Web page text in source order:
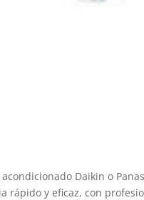
Daikin o
rápido y eficaz, con